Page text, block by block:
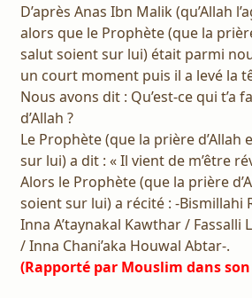
D’après Anas Ibn Malik (qu’Allah
alors que le Prophète (que la
salut soient sur lui) était parmi
un court moment puis il a levé la
Nous avons dit : Qu’est-ce qui t’a
d’Allah ?
Le Prophète (que la prière d’Allah
sur lui) a dit : « Il vient de m’être
Alors le Prophète (que la prière
soient sur lui) a récité : -Bismillahi
Inna A’taynakal Kawthar / Fassalli
/ Inna Chani’aka Houwal Abtar-.
(Rapporté par Mouslim dans son